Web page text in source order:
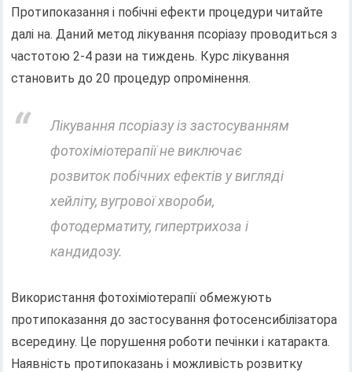
Протипоказання і побічні ефекти процедури читайте
далі на. Даний метод лікування псоріазу проводиться з
частотою 2-4 рази на тиждень. Курс лікування
становить до 20 процедур опромінення.
Лікування псоріазу із застосуванням
фотохіміотерапії не виключає
розвиток побічних ефектів у вигляді
хейліту, вугрової хвороби,
фотодерматиту, гипертрихоза і
кандидозу.
Використання фотохіміотерапії обмежують
протипоказання до застосування фотосенсибілізатора
всередину. Це порушення роботи печінки і катаракта.
Наявність протипоказань і можливість розвитку